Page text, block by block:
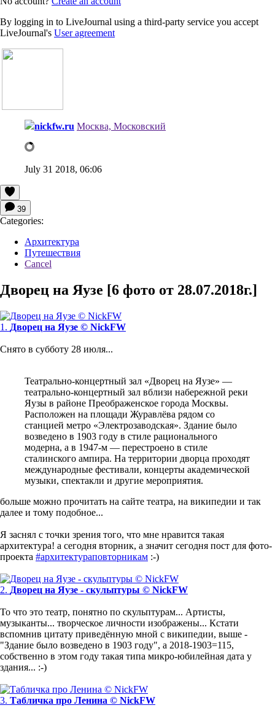
By logging in to LiveJournal using a third-party service you accept
LiveJournal's User agreement
nickfw.ru Москва, Московский
July 31 2018, 06:06
39
Categories:
Архитектура
Путешествия
Cancel
Дворец на Яузе [6 фото от 28.07.2018г.]
1. Дворец на Яузе © NickFW
Снято в субботу 28 июля...
Театрально-концертный зал «Дворец на Яузе» —
театрально-концертный зал вблизи набережной реки
Яузы в районе Преображенское города Москвы.
Расположен на площади Журавлёва рядом со
станцией метро «Электрозаводская». Здание было
возведено в 1903 году в стиле рационального
модерна, а в 1947-м — перестроено в стиле
сталинского ампира. На территории дворца проходят
международные фестивали, концерты академической
музыки, спектакли и другие мероприятия.
больше можно прочитать на сайте театра, на википедии и так
далее и тому подобное...
Я заснял с точки зрения того, что мне нравится такая
архитектура! а сегодня вторник, а значит сегодня пост для фото-
проекта #архитектураповторникам :-)
2. Дворец на Яузе - скульптуры © NickFW
То что это театр, понятно по скульптурам... Артисты,
музыканты... творческое личности изображены... Кстати
вспомнив цитату приведённую мной с википедии, выше -
"Здание было возведено в 1903 году", а 2018-1903=115,
собственно в этом году такая типа микро-юбилейная дата у
здания... :-)
3. Табличка про Ленина © NickFW